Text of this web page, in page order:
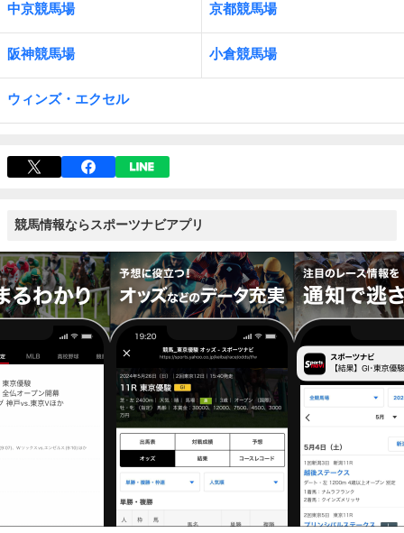
中京競馬場 京都競馬場
阪神競馬場 小倉競馬場
ウィンズ・エクセル
競馬情報ならスポーツナビアプリ